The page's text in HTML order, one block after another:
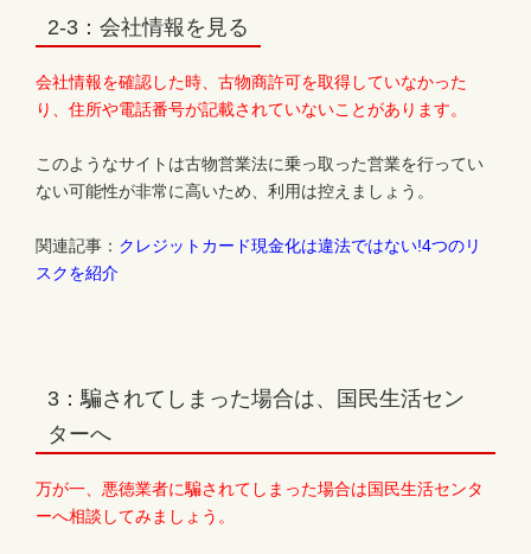
2-3：会社情報を見る
会社情報を確認した時、古物商許可を取得していなかった
り、住所や電話番号が記載されていないことがあります。
このようなサイトは古物営業法に乗っ取った営業を行ってい
ない可能性が非常に高いため、利用は控えましょう。
関連記事： クレジットカード現金化は違法ではない!4つのリ
スクを紹介
3：騙されてしまった場合は、国民生活セン
ターへ
万が一、悪徳業者に騙されてしまった場合は国民生活センタ
ーへ相談してみましょう。